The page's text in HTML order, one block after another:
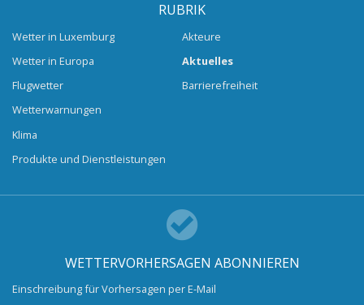
RUBRIK
Wetter in Luxemburg
Wetter in Europa
Flugwetter
Wetterwarnungen
Klima
Produkte und Dienstleistungen
Akteure
Aktuelles
Barrierefreiheit
WETTERVORHERSAGEN ABONNIEREN
Einschreibung für Vorhersagen per E-Mail